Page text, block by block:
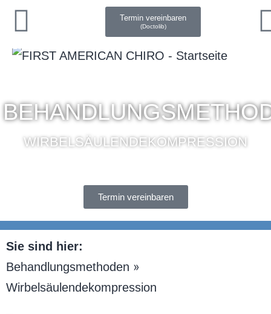
Termin vereinbaren
(Doctolib)
WIRBELSÄULENDEKOMPRESSION
Termin vereinbaren
Sie sind hier:
Behandlungsmethoden »
Wirbelsäulendekompression